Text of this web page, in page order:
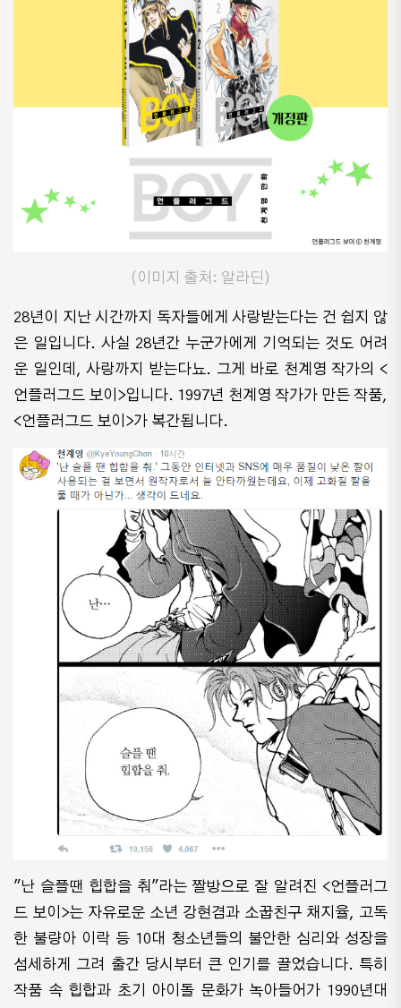
(이미지 출처: 알라딘)
28년이 지난 시간까지 독자들에게 사랑받는다는 건 쉽지 않
은 일입니다. 사실 28년간 누군가에게 기억되는 것도 어려
운 일인데, 사랑까지 받는다뇨. 그게 바로 천계영 작가의 <
언플러그드 보이>입니다. 1997년 천계영 작가가 만든 작품,
<언플러그드 보이>가 복간됩니다.
"난 슬플땐 힙합을 춰"라는 짤방으로 잘 알려진 <언플러그
드 보이>는 자유로운 소년 강현겸과 소꿉친구 채지율, 고독
한 불량아 이락 등 10대 청소년들의 불안한 심리와 성장을
섬세하게 그려 출간 당시부터 큰 인기를 끌었습니다. 특히
작품 속 힙합과 초기 아이돌 문화가 녹아들어가 1990년대